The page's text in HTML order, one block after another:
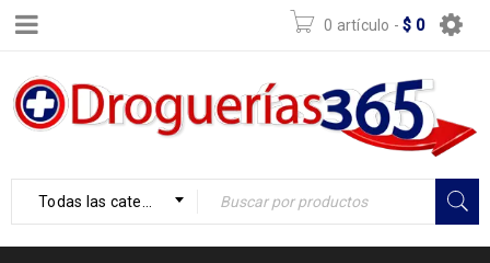
0 artículo - $ 0
Todas las categorías